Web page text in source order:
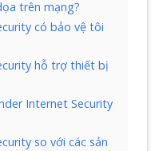
trên mạng?
có bảo vệ tôi
hỗ trợ thiết bị
Internet Security
so với các sản